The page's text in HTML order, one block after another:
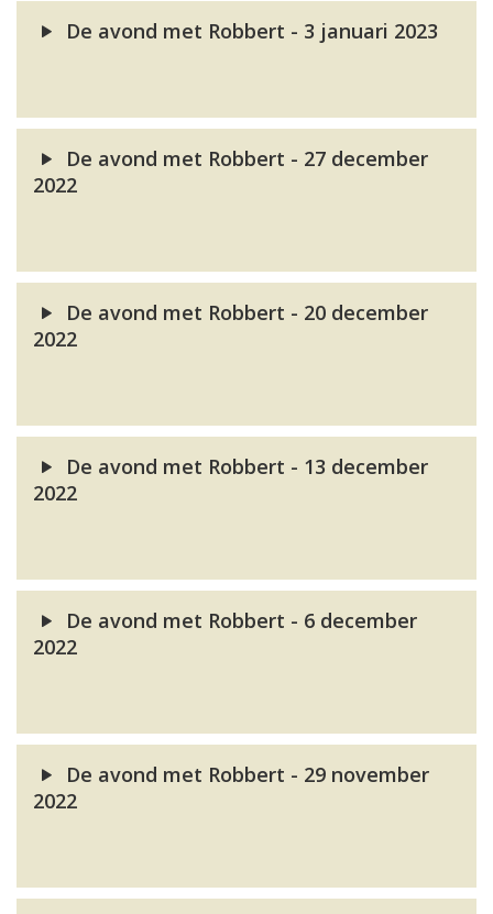
De avond met Robbert - 3 januari 2023
De avond met Robbert - 27 december
2022
De avond met Robbert - 20 december
2022
De avond met Robbert - 13 december
2022
De avond met Robbert - 6 december
2022
De avond met Robbert - 29 november
2022